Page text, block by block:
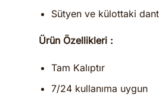
Sütyen ve külottaki
Ürün Özellikleri :
Tam Kalıptır
7/24 kullanıma uygun